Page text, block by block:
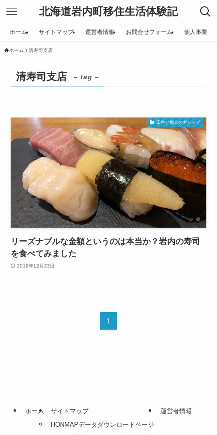
北海道岩内町移住生活体験記
ホーム サイトマップ 運営者情報 お問合せフォーム 個人事業
ホーム 清寿司支店
清寿司支店 – tag –
田舎と都会のギャップ
リーズナブルな金額というのは本当か？岩内の寿司
を食べてみました
2019年12月23日
1
ホーム
サイトマップ
HONMAPデータダウンロードページ
運営者情報